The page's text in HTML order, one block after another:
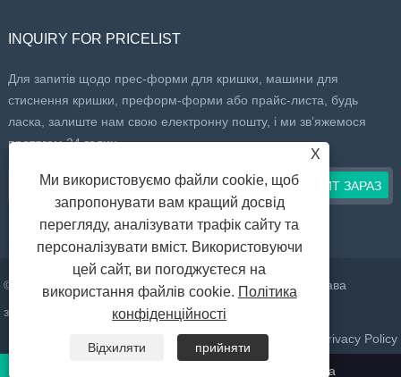
INQUIRY FOR PRICELIST
Для запитів щодо прес-форми для кришки, машини для
стиснення кришки, преформ-форми або прайс-листа, будь
ласка, залиште нам свою електронну пошту, і ми зв’яжемося
протягом 24 годин.
© 2022 Taizhou Huangyan Daelong Mold Co., Ltd. Усі права
захищено.
Sitemap RSS Privacy Policy
X
Ми використовуємо файли cookie, щоб
запропонувати вам кращий досвід
перегляду, аналізувати трафік сайту та
персоналізувати вміст. Використовуючи
цей сайт, ви погоджуєтеся на
використання файлів cookie. Політика
конфіденційності
Відхиляти
прийняти
Електронна